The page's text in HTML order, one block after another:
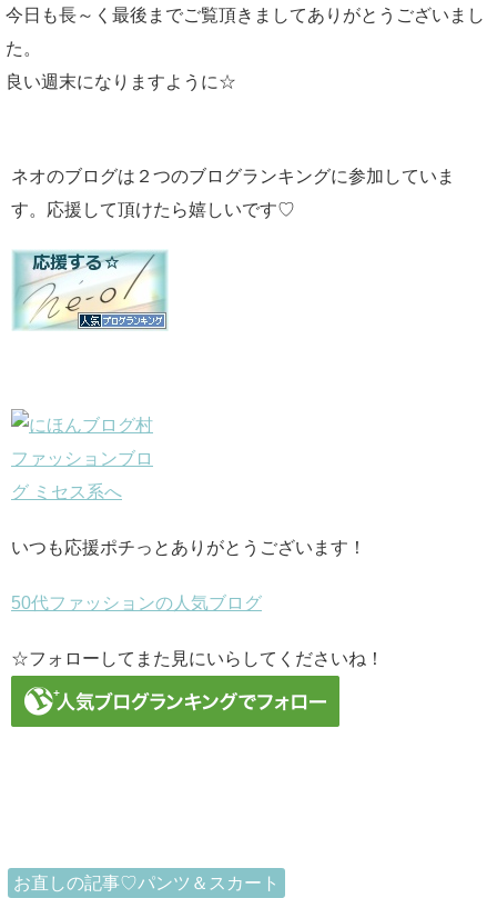
今日も長～く最後までご覧頂きましてありがとうございまし
た。
良い週末になりますように☆
ネオのブログは２つのブログランキングに参加していま
す。応援して頂けたら嬉しいです♡
いつも応援ポチっとありがとうございます！
50代ファッションの人気ブログ
☆フォローしてまた見にいらしてくださいね！
お直しの記事♡パンツ＆スカート